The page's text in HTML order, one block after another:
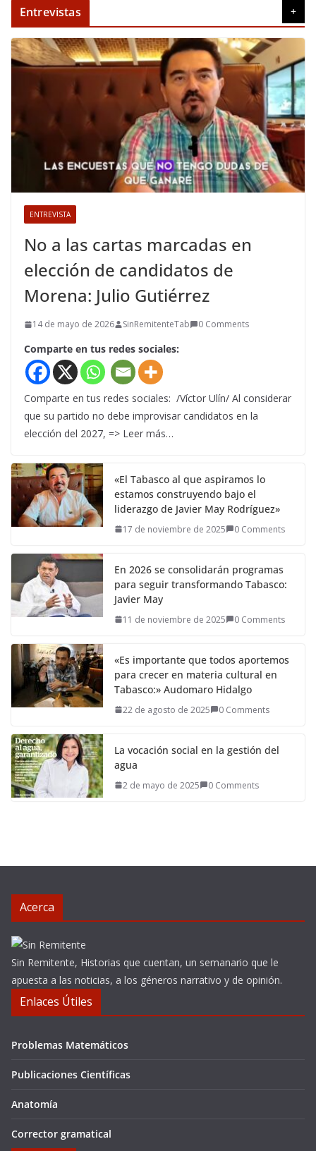
Entrevistas +
ENTREVISTA
No a las cartas marcadas en
elección de candidatos de
Morena: Julio Gutiérrez
14 de mayo de 2026 SinRemitenteTab 0 Comments
Comparte en tus redes sociales:
Comparte en tus redes sociales: /Víctor Ulín/ Al considerar
que su partido no debe improvisar candidatos en la
elección del 2027, => Leer más…
«El Tabasco al que aspiramos lo
estamos construyendo bajo el
liderazgo de Javier May Rodríguez»
17 de noviembre de 2025 0 Comments
En 2026 se consolidarán programas
para seguir transformando Tabasco:
Javier May
11 de noviembre de 2025 0 Comments
«Es importante que todos aportemos
para crecer en materia cultural en
Tabasco:» Audomaro Hidalgo
22 de agosto de 2025 0 Comments
La vocación social en la gestión del
agua
2 de mayo de 2025 0 Comments
Acerca
Sin Remitente, Historias que cuentan, un semanario que le
apuesta a las noticias, a los géneros narrativo y de opinión.
Enlaces Útiles
Problemas Matemáticos
Publicaciones Científicas
Anatomía
Corrector gramatical